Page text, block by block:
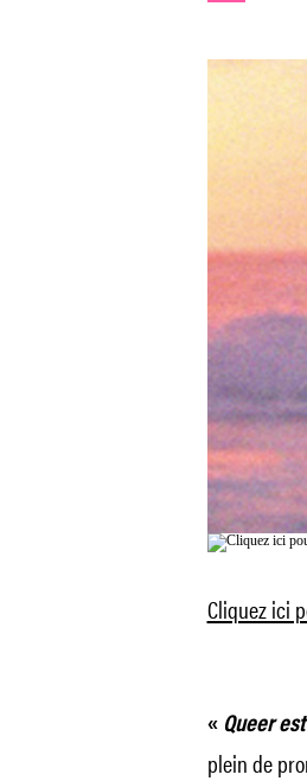
Cliquez ici
« Queer
plein de